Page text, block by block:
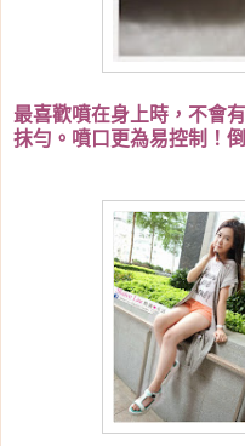
最喜歡噴在身上時，不會
抹勻。噴口更為易控制！